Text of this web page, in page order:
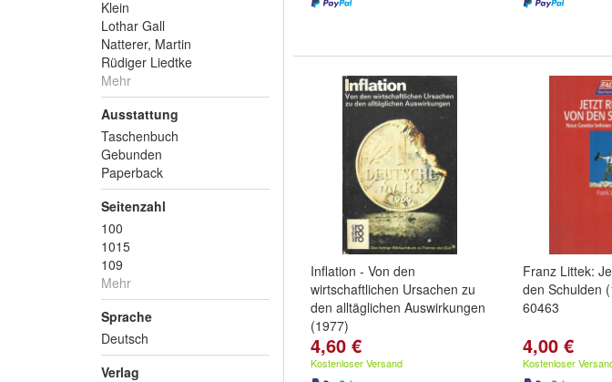
Klein
Lothar Gall
Natterer, Martin
Rüdiger Liedtke
Mehr
Ausstattung
Taschenbuch
Gebunden
Paperback
Seitenzahl
100
1015
109
Mehr
Sprache
Deutsch
Verlag
Inflation - Von den
wirtschaftlichen Ursachen zu
den alltäglichen Auswirkungen
(1977)
4,60 €
Kostenloser Versand
Franz Littek:
den Schulden
60463
4,00 €
Kostenloser